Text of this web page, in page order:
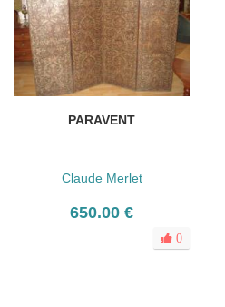
PARAVENT
Claude Merlet
650.00 €
0